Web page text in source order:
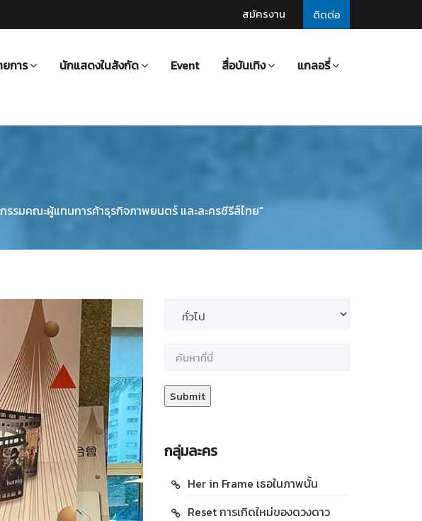
ติดต่อ
สมัครงาน
ยการ นักแสดงในสังกัด Event สื่อบันเทิง แกลอรี่
รมคณะผู้แทนการค้าธุรกิจภาพยนตร์ และละครซีรีส์ไทย"
กลุ่มละคร
Her in Frame เธอในภาพนั้น
Reset การเกิดใหม่ของดวงดาว